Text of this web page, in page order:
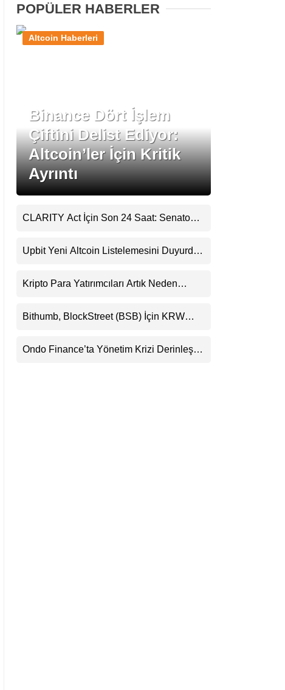
Pinterest
POPÜLER HABERLER
Binance Dört İşlem
Çiftini Delist Ediyor:
Altcoin’ler İçin Kritik
Ayrıntı
Altcoin Haberleri
CLARITY Act İçin Son 24 Saat: Senato
Beklentisini Bozabilir
Upbit Yeni Altcoin Listelemesini Duyurdu:
Görecek
Kripto Para Yatırımcıları Artık Neden
Bithumb, BlockStreet (BSB) İçin KRW
Ondo Finance’ta Yönetim Krizi Derinleşti: